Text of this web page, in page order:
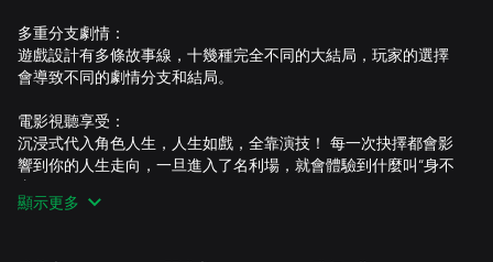
多重分支劇情：
遊戲設計有多條故事線，十幾種完全不同的大結局，玩家的選擇
會導致不同的劇情分支和結局。
電影視聽享受：
沉浸式代入角色人生，人生如戲，全靠演技！ 每一次抉擇都會影
響到你的人生走向，一旦進入了名利場，就會體驗到什麼叫“身不
由己”
顯示更多